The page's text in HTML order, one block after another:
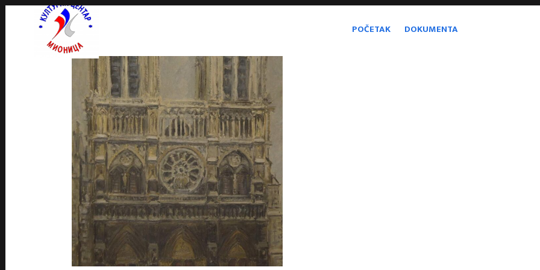
POČETAK
DOKUMENTA